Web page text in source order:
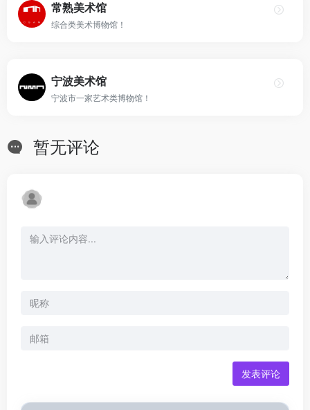
常熟美术馆
综合类美术博物馆！
宁波美术馆
宁波市一家艺术类博物馆！
暂无评论
发表评论